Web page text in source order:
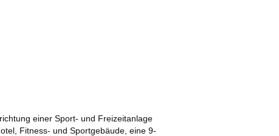
einer Sport- und Freizeitanlage
Fitness- und Sportgebäude, eine 9-